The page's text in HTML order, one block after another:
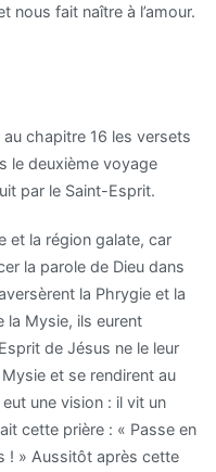
nous fait naître à l’amour.
chapitre 16 les versets
le deuxième voyage
par le Saint-Esprit.
et la région galate, car
la parole de Dieu dans
la Phrygie et la
la Mysie, ils eurent
de Jésus ne le leur
et se rendirent au
une vision : il vit un
cette prière : « Passe en
! » Aussitôt après cette